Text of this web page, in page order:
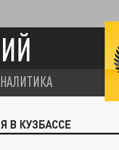
В КУЗБАССЕ